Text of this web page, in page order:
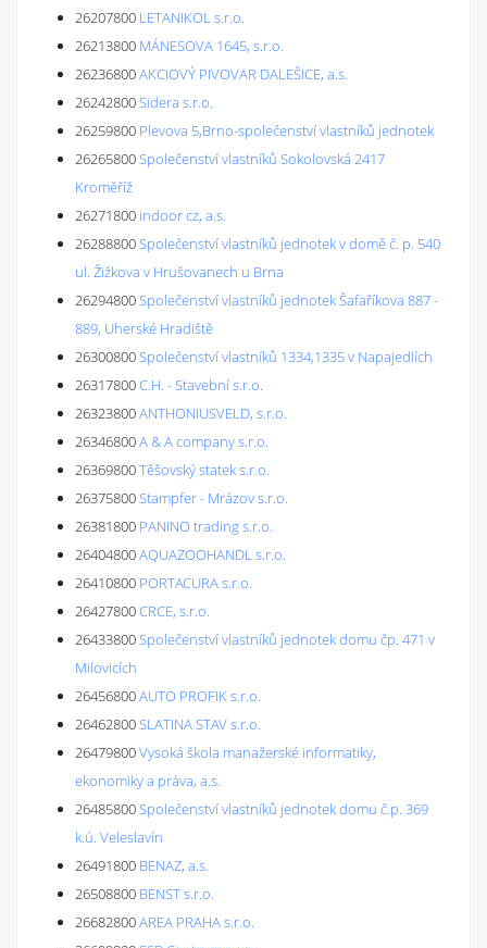
26207800 LETANIKOL s.r.o.
26213800 MÁNESOVA 1645, s.r.o.
26236800AKCIOVÝ PIVOVAR DALEŠICE, a.s.
26242800Sidera s.r.o.
26259800 Plevova 5,Brno-společenství vlastníků jednotek
26265800Společenství vlastníků Sokolovská 2417
Kroměříž
26271800 indoor cz, a.s.
26288800Společenství vlastníků jednotek v domě č. p. 540
ul. Žižkova v Hrušovanech u Brna
26294800Společenství vlastníků jednotek Šafaříkova 887 -
889, Uherské Hradiště
26300800Společenství vlastníků 1334,1335 v Napajedlích
26317800C.H. - Stavební s.r.o.
26323800ANTHONIUSVELD, s.r.o.
26346800A & A company s.r.o.
26369800Těšovský statek s.r.o.
26375800Stampfer - Mrázov s.r.o.
26381800 PANINO trading s.r.o.
26404800AQUAZOOHANDL s.r.o.
26410800 PORTACURA s.r.o.
26427800CRCE, s.r.o.
26433800Společenství vlastníků jednotek domu čp. 471 v
Milovicích
26456800AUTO PROFIK s.r.o.
26462800SLATINA STAV s.r.o.
26479800Vysoká škola manažerské informatiky,
ekonomiky a práva, a.s.
26485800Společenství vlastníků jednotek domu č.p. 369
k.ú. Veleslavín
26491800 BENAZ, a.s.
26508800 BENST s.r.o.
26682800AREA PRAHA s.r.o.